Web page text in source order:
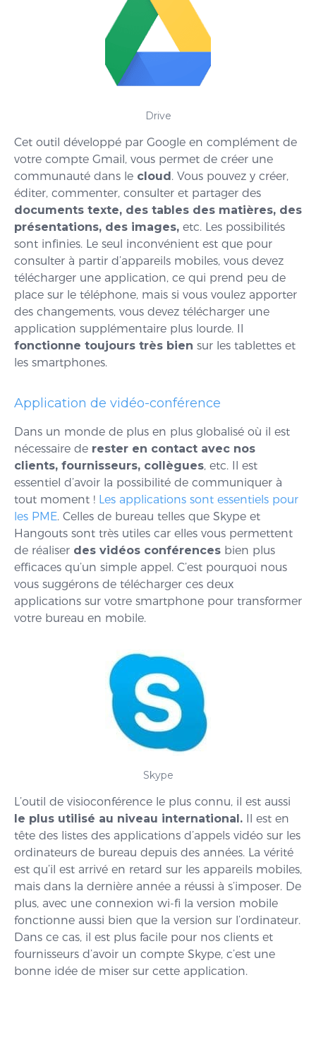
Drive
Cet outil développé par Google en complément de
votre compte Gmail, vous permet de créer une
communauté dans le cloud. Vous pouvez y créer,
éditer, commenter, consulter et partager des
documents texte, des tables des matières, des
présentations, des images, etc. Les possibilités
sont infinies. Le seul inconvénient est que pour
consulter à partir d’appareils mobiles, vous devez
télécharger une application, ce qui prend peu de
place sur le téléphone, mais si vous voulez apporter
des changements, vous devez télécharger une
application supplémentaire plus lourde. Il
fonctionne toujours très bien sur les tablettes et
les smartphones.
Application de vidéo-conférence
Dans un monde de plus en plus globalisé où il est
nécessaire de rester en contact avec nos
clients, fournisseurs, collègues, etc. Il est
essentiel d’avoir la possibilité de communiquer à
tout moment ! Les applications sont essentiels pour
les PME. Celles de bureau telles que Skype et
Hangouts sont très utiles car elles vous permettent
de réaliser des vidéos conférences bien plus
efficaces qu’un simple appel. C’est pourquoi nous
vous suggérons de télécharger ces deux
applications sur votre smartphone pour transformer
votre bureau en mobile.
Skype
L’outil de visioconférence le plus connu, il est aussi
le plus utilisé au niveau international. Il est en
tête des listes des applications d’appels vidéo sur les
ordinateurs de bureau depuis des années. La vérité
est qu’il est arrivé en retard sur les appareils mobiles,
mais dans la dernière année a réussi à s’imposer. De
plus, avec une connexion wi-fi la version mobile
fonctionne aussi bien que la version sur l’ordinateur.
Dans ce cas, il est plus facile pour nos clients et
fournisseurs d’avoir un compte Skype, c’est une
bonne idée de miser sur cette application.